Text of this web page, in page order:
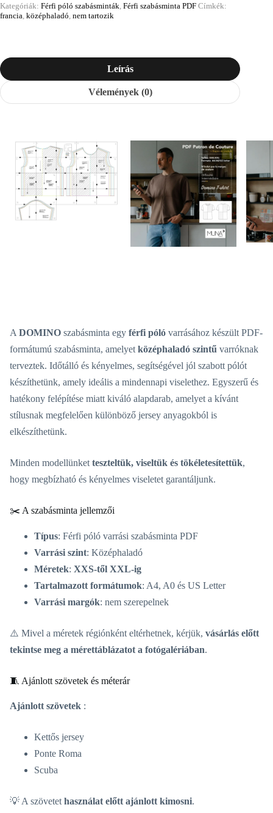
Kategóriák: Férfi póló szabásminták Férfi szabásminta PDF Címkék:
francia középhaladó nem tartozik
Leírás
Vélemények (0)
A DOMINO szabásminta egy férfi póló varrásához készült PDF-
formátumú szabásminta, amelyet középhaladó szintű varróknak
terveztek. Időtálló és kényelmes, segítségével jól szabott pólót
készíthetünk, amely ideális a mindennapi viselethez. Egyszerű és
hatékony felépítése miatt kiváló alapdarab, amelyet a kívánt
stílusnak megfelelően különböző jersey anyagokból is
elkészíthetünk.
Minden modellünket teszteltük, viseltük és tökéletesítettük,
hogy megbízható és kényelmes viseletet garantáljunk.
✂️ A szabásminta jellemzői
Típus: Férfi póló varrási szabásminta PDF
Varrási szint: Középhaladó
Méretek: XXS-től XXL-ig
Tartalmazott formátumok: A4, A0 és US Letter
Varrási margók: nem szerepelnek
⚠️ Mivel a méretek régiónként eltérhetnek, kérjük, vásárlás előtt
tekintse meg a mérettáblázatot a fotógalériában.
🧵 Ajánlott szövetek és méterár
Ajánlott szövetek :
Kettős jersey
Ponte Roma
Scuba
💡 A szövetethasználat előtt ajánlott kimosni.